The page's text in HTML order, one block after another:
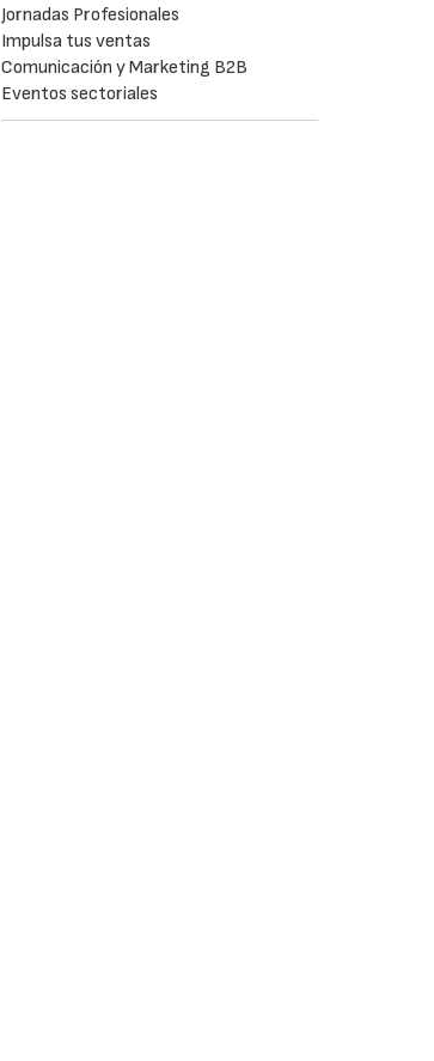
Jornadas Profesionales
Impulsa tus ventas
Comunicación y Marketing B2B
Eventos sectoriales